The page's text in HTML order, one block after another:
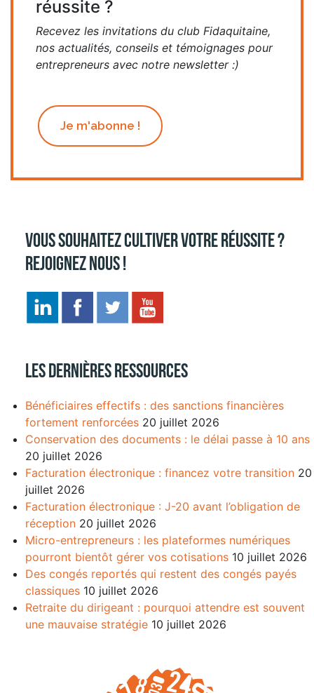
réussite ?
Recevez les invitations du club Fidaquitaine,
nos actualités, conseils et témoignages pour
entrepreneurs avec notre newsletter :)
Je m'abonne !
Vous souhaitez cultiver votre réussite ?
Rejoignez nous !
Les dernières ressources
Bénéficiaires effectifs : des sanctions financières
fortement renforcées 20 juillet 2026
Conservation des documents : le délai passe à 10 ans
20 juillet 2026
Facturation électronique : financez votre transition 20
juillet 2026
Facturation électronique : J-20 avant l’obligation de
réception 20 juillet 2026
Micro-entrepreneurs : les plateformes numériques
pourront bientôt gérer vos cotisations 10 juillet 2026
Des congés reportés qui restent des congés payés
classiques 10 juillet 2026
Retraite du dirigeant : pourquoi attendre est souvent
une mauvaise stratégie 10 juillet 2026